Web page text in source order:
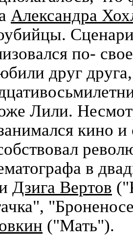
Александра
по-
друг
Лили.
кино
в
Дзига Вертов
("Мать").